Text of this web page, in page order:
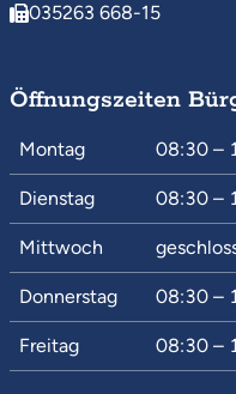
035263 668-15
Öffnungszeiten
Montag 08:30 –
Dienstag 08:30 –
Mittwoch
Donnerstag 08:30 –
Freitag 08:30 –